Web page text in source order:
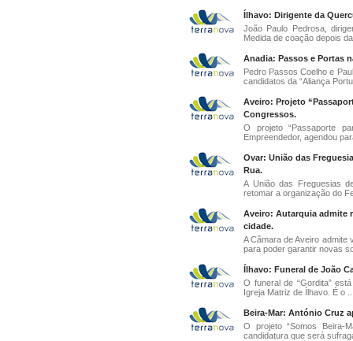
Ílhavo: Dirigente da
João Paulo Pedrosa,
Medida de coação depois
Anadia: Passos e Portas
Pedro Passos Coelho e
candidatos da “Aliança
Aveiro: Projeto
Congressos.
O projeto “Passaporte
Empreendedor, agendou
Ovar: União das
Rua.
A União das Freguesias
retomar a organização do
Aveiro: Autarquia admite
cidade.
A Câmara de Aveiro admite
para poder garantir novas
Ílhavo: Funeral de João
O funeral de “Gordita”
Igreja Matriz de Ílhavo. É o
Beira-Mar: António Cruz
O projeto “Somos Beira-
candidatura que será